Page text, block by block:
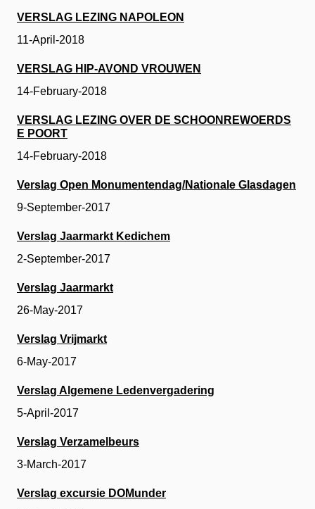
VERSLAG LEZING NAPOLEON
11-April-2018
VERSLAG HIP-AVOND VROUWEN
14-February-2018
VERSLAG LEZING OVER DE SCHOONREWOERDS
E POORT
14-February-2018
Verslag Open Monumentendag/Nationale Glasdagen
9-September-2017
Verslag Jaarmarkt Kedichem
2-September-2017
Verslag Jaarmarkt
26-May-2017
Verslag Vrijmarkt
6-May-2017
Verslag Algemene Ledenvergadering
5-April-2017
Verslag Verzamelbeurs
3-March-2017
Verslag excursie DOMunder